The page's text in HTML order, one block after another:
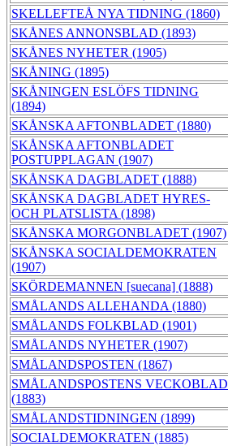
SKELLEFTEÅ NYA TIDNING (1860)
SKÅNES ANNONSBLAD (1893)
SKÅNES NYHETER (1905)
SKÅNING (1895)
SKÅNINGEN ESLÖFS TIDNING
(1894)
SKÅNSKA AFTONBLADET (1880)
SKÅNSKA AFTONBLADET
POSTUPPLAGAN (1907)
SKÅNSKA DAGBLADET (1888)
SKÅNSKA DAGBLADET HYRES-
OCH PLATSLISTA (1898)
SKÅNSKA MORGONBLADET (1907)
SKÅNSKA SOCIALDEMOKRATEN
(1907)
SKÖRDEMANNEN [suecana] (1888)
SMÅLANDS ALLEHANDA (1880)
SMÅLANDS FOLKBLAD (1901)
SMÅLANDS NYHETER (1907)
SMÅLANDSPOSTEN (1867)
SMÅLANDSPOSTENS VECKOBLAD
(1883)
SMÅLANDSTIDNINGEN (1899)
SOCIALDEMOKRATEN (1885)